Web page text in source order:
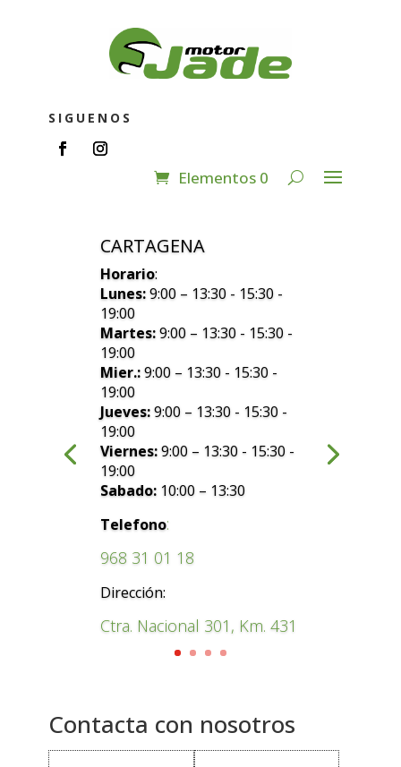
SIGUENOS
Elementos 0
CARTAGENA
Horario:
Lunes:9:00 – 13:30 - 15:30 -
19:00
Martes:9:00 – 13:30 - 15:30 -
19:00
Mier.:9:00 – 13:30 - 15:30 -
19:00
Jueves:9:00 – 13:30 - 15:30 -
19:00
Viernes:9:00 – 13:30 - 15:30 -
19:00
Sabado: 10:00 – 13:30
Telefono:
968 31 01 18
Dirección:
Ctra. Nacional 301, Km. 431
Contacta con nosotros